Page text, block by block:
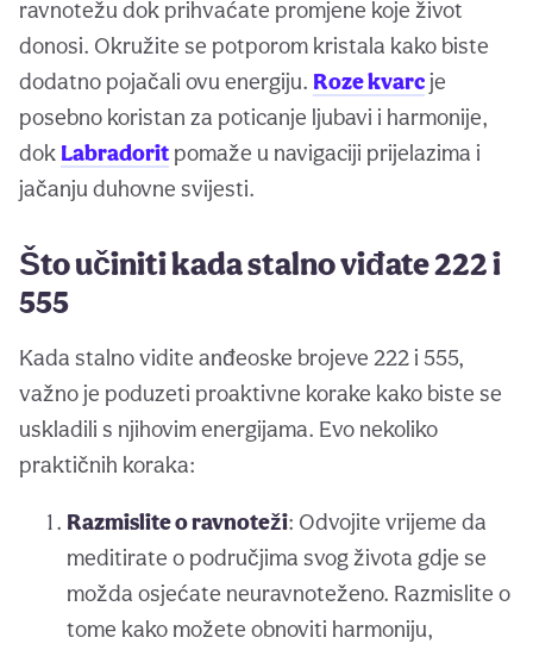
ravnotežu dok prihvaćate promjene koje život
donosi. Okružite se potporom kristala kako biste
dodatno pojačali ovu energiju. Roze kvarcje
posebno koristan za poticanje ljubavi i harmonije,
dok Labradoritpomaže u navigaciji prijelazima i
jačanju duhovne svijesti.
Što učiniti kada stalno viđate 222 i
555
Kada stalno vidite anđeoske brojeve 222 i 555,
važno je poduzeti proaktivne korake kako biste se
uskladili s njihovim energijama. Evo nekoliko
praktičnih koraka:
Razmislite o ravnoteži: Odvojite vrijeme da
meditirate o područjima svog života gdje se
možda osjećate neuravnoteženo. Razmislite o
tome kako možete obnoviti harmoniju,